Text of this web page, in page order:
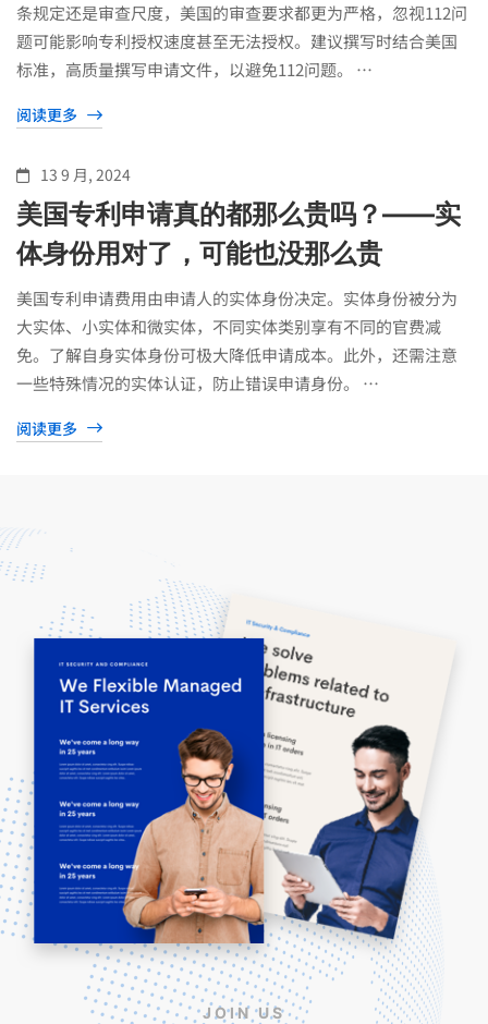
条规定还是审查尺度，美国的审查要求都更为严格，忽视112问
题可能影响专利授权速度甚至无法授权。建议撰写时结合美国
标准，高质量撰写申请文件，以避免112问题。 …
阅读更多
13 9 月, 2024
美国专利申请真的都那么贵吗？——实
体身份用对了，可能也没那么贵
美国专利申请费用由申请人的实体身份决定。实体身份被分为
大实体、小实体和微实体，不同实体类别享有不同的官费减
免。了解自身实体身份可极大降低申请成本。此外，还需注意
一些特殊情况的实体认证，防止错误申请身份。 …
阅读更多
JOIN US